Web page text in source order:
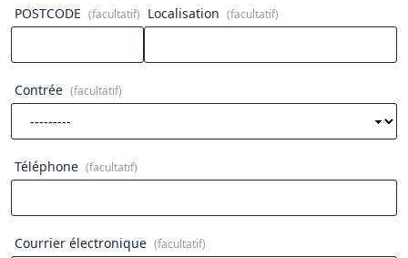
POSTCODE (facultatif) Localisation (facultatif)
Contrée (facultatif)
Téléphone (facultatif)
Courrier électronique (facultatif)